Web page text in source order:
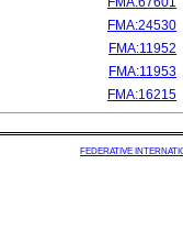
FMA:24530
FMA:11952
FMA:11953
FMA:16215
FEDERATIVE